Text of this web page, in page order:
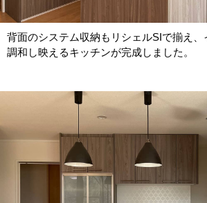
背面のシステム収納もリシェルSIで揃え、
調和し映えるキッチンが完成しました。